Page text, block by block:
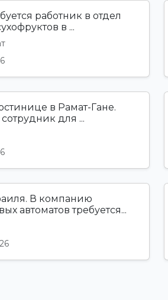
работник в отдел
в ...
в Рамат-Гане.
для ...
В компанию
автоматов требуется...